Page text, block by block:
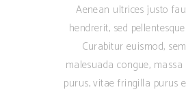
Aenean ultrices justo
hendrerit, sed
Curabitur euismod,
malesuada congue,
purus, vitae fringilla purus